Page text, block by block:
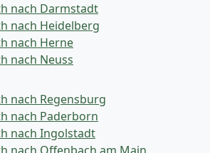
nach Darmstadt
nach Heidelberg
nach Herne
nach Neuss
nach Regensburg
nach Paderborn
nach Ingolstadt